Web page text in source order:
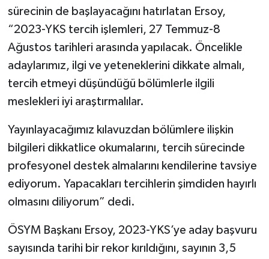
sürecinin de başlayacağını hatırlatan Ersoy,
“2023-YKS tercih işlemleri, 27 Temmuz-8
Ağustos tarihleri arasında yapılacak. Öncelikle
adaylarımız, ilgi ve yeteneklerini dikkate almalı,
tercih etmeyi düşündüğü bölümlerle ilgili
meslekleri iyi araştırmalılar.
Yayınlayacağımız kılavuzdan bölümlere ilişkin
bilgileri dikkatlice okumalarını, tercih sürecinde
profesyonel destek almalarını kendilerine tavsiye
ediyorum. Yapacakları tercihlerin şimdiden hayırlı
olmasını diliyorum” dedi.
ÖSYM Başkanı Ersoy, 2023-YKS’ye aday başvuru
sayısında tarihi bir rekor kırıldığını, sayının 3,5